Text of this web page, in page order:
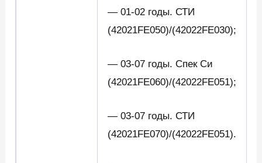
— 01-02 годы. СТИ
(42021FE050)/(42022FE030);
— 03-07 годы. Спек Си
(42021FE060)/(42022FE051);
— 03-07 годы. СТИ
(42021FE070)/(42022FE051).